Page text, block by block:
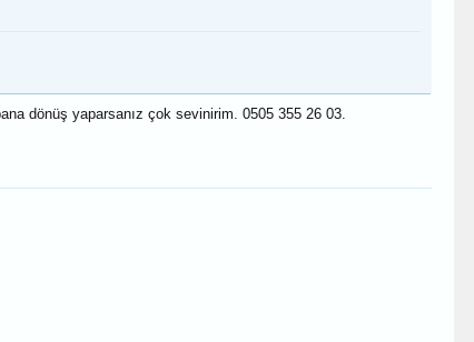
dönüş yaparsanız çok sevinirim. 0505 355 26 03.